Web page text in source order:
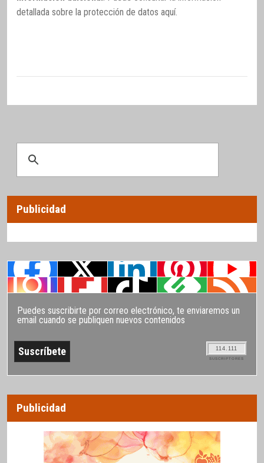
detallada sobre la protección de datos aquí.
Publicidad
Puedes suscribirte por correo electrónico, te enviaremos un
email cuando se publiquen nuevos contenidos
114.111
SUSCRIPTORES
Publicidad